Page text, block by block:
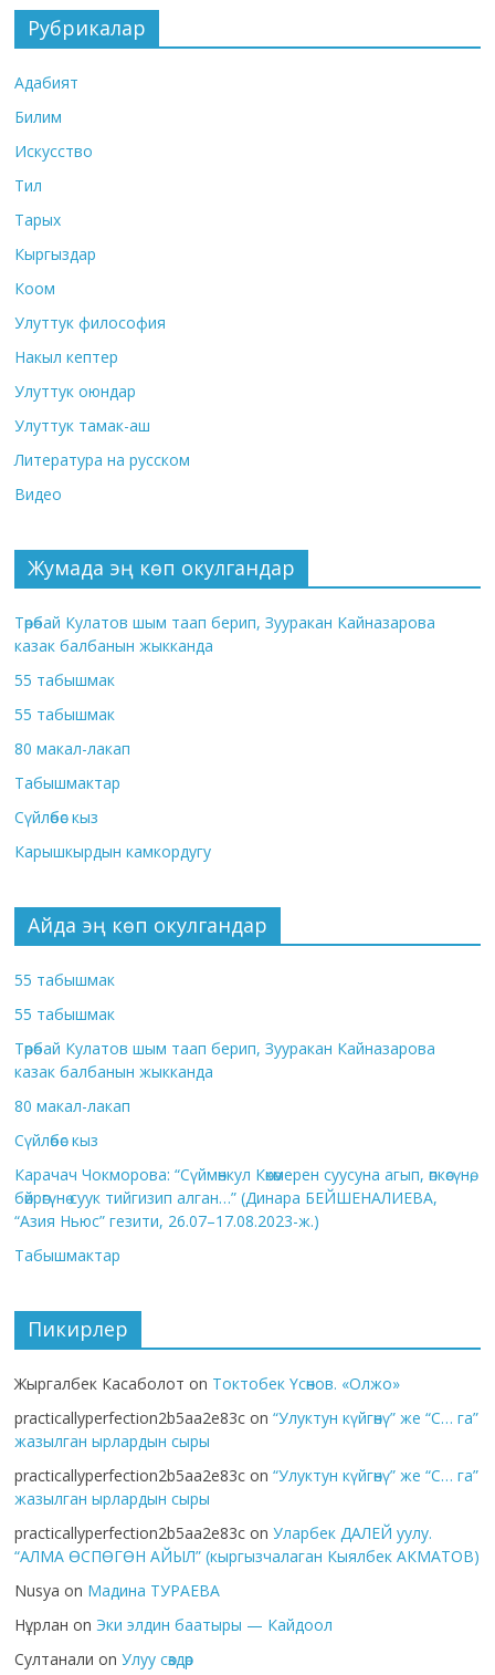
Рубрикалар
Адабият
Билим
Искусство
Тил
Тарых
Кыргыздар
Коом
Улуттук философия
Накыл кептер
Улуттук оюндар
Улуттук тамак-аш
Литература на русском
Видео
Жумада эң көп окулгандар
Төрөбай Кулатов шым таап берип, Зууракан Кайназарова
казак балбанын жыкканда
55 табышмак
55 табышмак
80 макал-лакап
Табышмактар
Сүйлөбөс кыз
Карышкырдын камкордугу
Айда эң көп окулгандар
55 табышмак
55 табышмак
Төрөбай Кулатов шым таап берип, Зууракан Кайназарова
казак балбанын жыкканда
80 макал-лакап
Сүйлөбөс кыз
Карачач Чокморова: “Сүймөнкул Көкөмерен суусуна агып, өпкөсүнө,
бөйрөгүнө суук тийгизип алган…” (Динара БЕЙШЕНАЛИЕВА,
“Азия Ньюс” гезити, 26.07–17.08.2023-ж.)
Табышмактар
Пикирлер
Жыргалбек Касаболот on Токтобек Үсөнов. «Олжо»
practicallyperfection2b5aa2e83c on“Улуктун күйгөнү” же “С… га”
жазылган ырлардын сыры
practicallyperfection2b5aa2e83c on“Улуктун күйгөнү” же “С… га”
жазылган ырлардын сыры
practicallyperfection2b5aa2e83c onУларбек ДАЛЕЙ уулу.
“АЛМА ӨСПӨГӨН АЙЫЛ” (кыргызчалаган Кыялбек АКМАТОВ)
Nusya on Мадина ТУРАЕВА
Нұрлан on Эки элдин баатыры — Кайдоол
Султанали onУлуу сөздөр